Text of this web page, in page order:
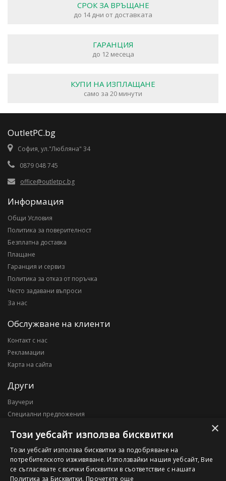
СРОК ЗА ВРЪЩАНЕ
до 14 дни от доставката
ГАРАНЦИЯ
до 12 месеца
КУПИ НА ИЗПЛАЩАНЕ
само за 20 минути
OutletPC.bg
София, ул."Любляна" 34
0879 048 745
office@outletpc.bg
Информация
Общи Условия
Политика за поверителност
Безплатна доставка
Плащане
Гаранция и сервиз
Политика за отказ от поръчка
Често задавани въпроси
За нас
Обслужване на клиенти
Контакт с нас
Рекламации
Карта на сайта
Други
Ваучери
Специални предложения
Моят профил
Моят профил
История на поръчките
×
Този уебсайт използва бисквитки
Този уебсайт използва бисквитки за подобряване на
потребителското изживяване. Използвайки нашия уебсайт, Вие
се съгласявате с всички бисквитки в съответствие с нашата
Политика за Бисквитки. Прочетете още